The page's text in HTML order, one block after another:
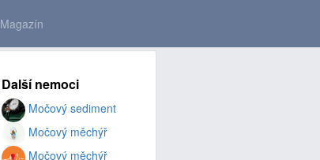
Magazín
Další nemoci
Močový sediment
Močový měchýř
Močový měchýř